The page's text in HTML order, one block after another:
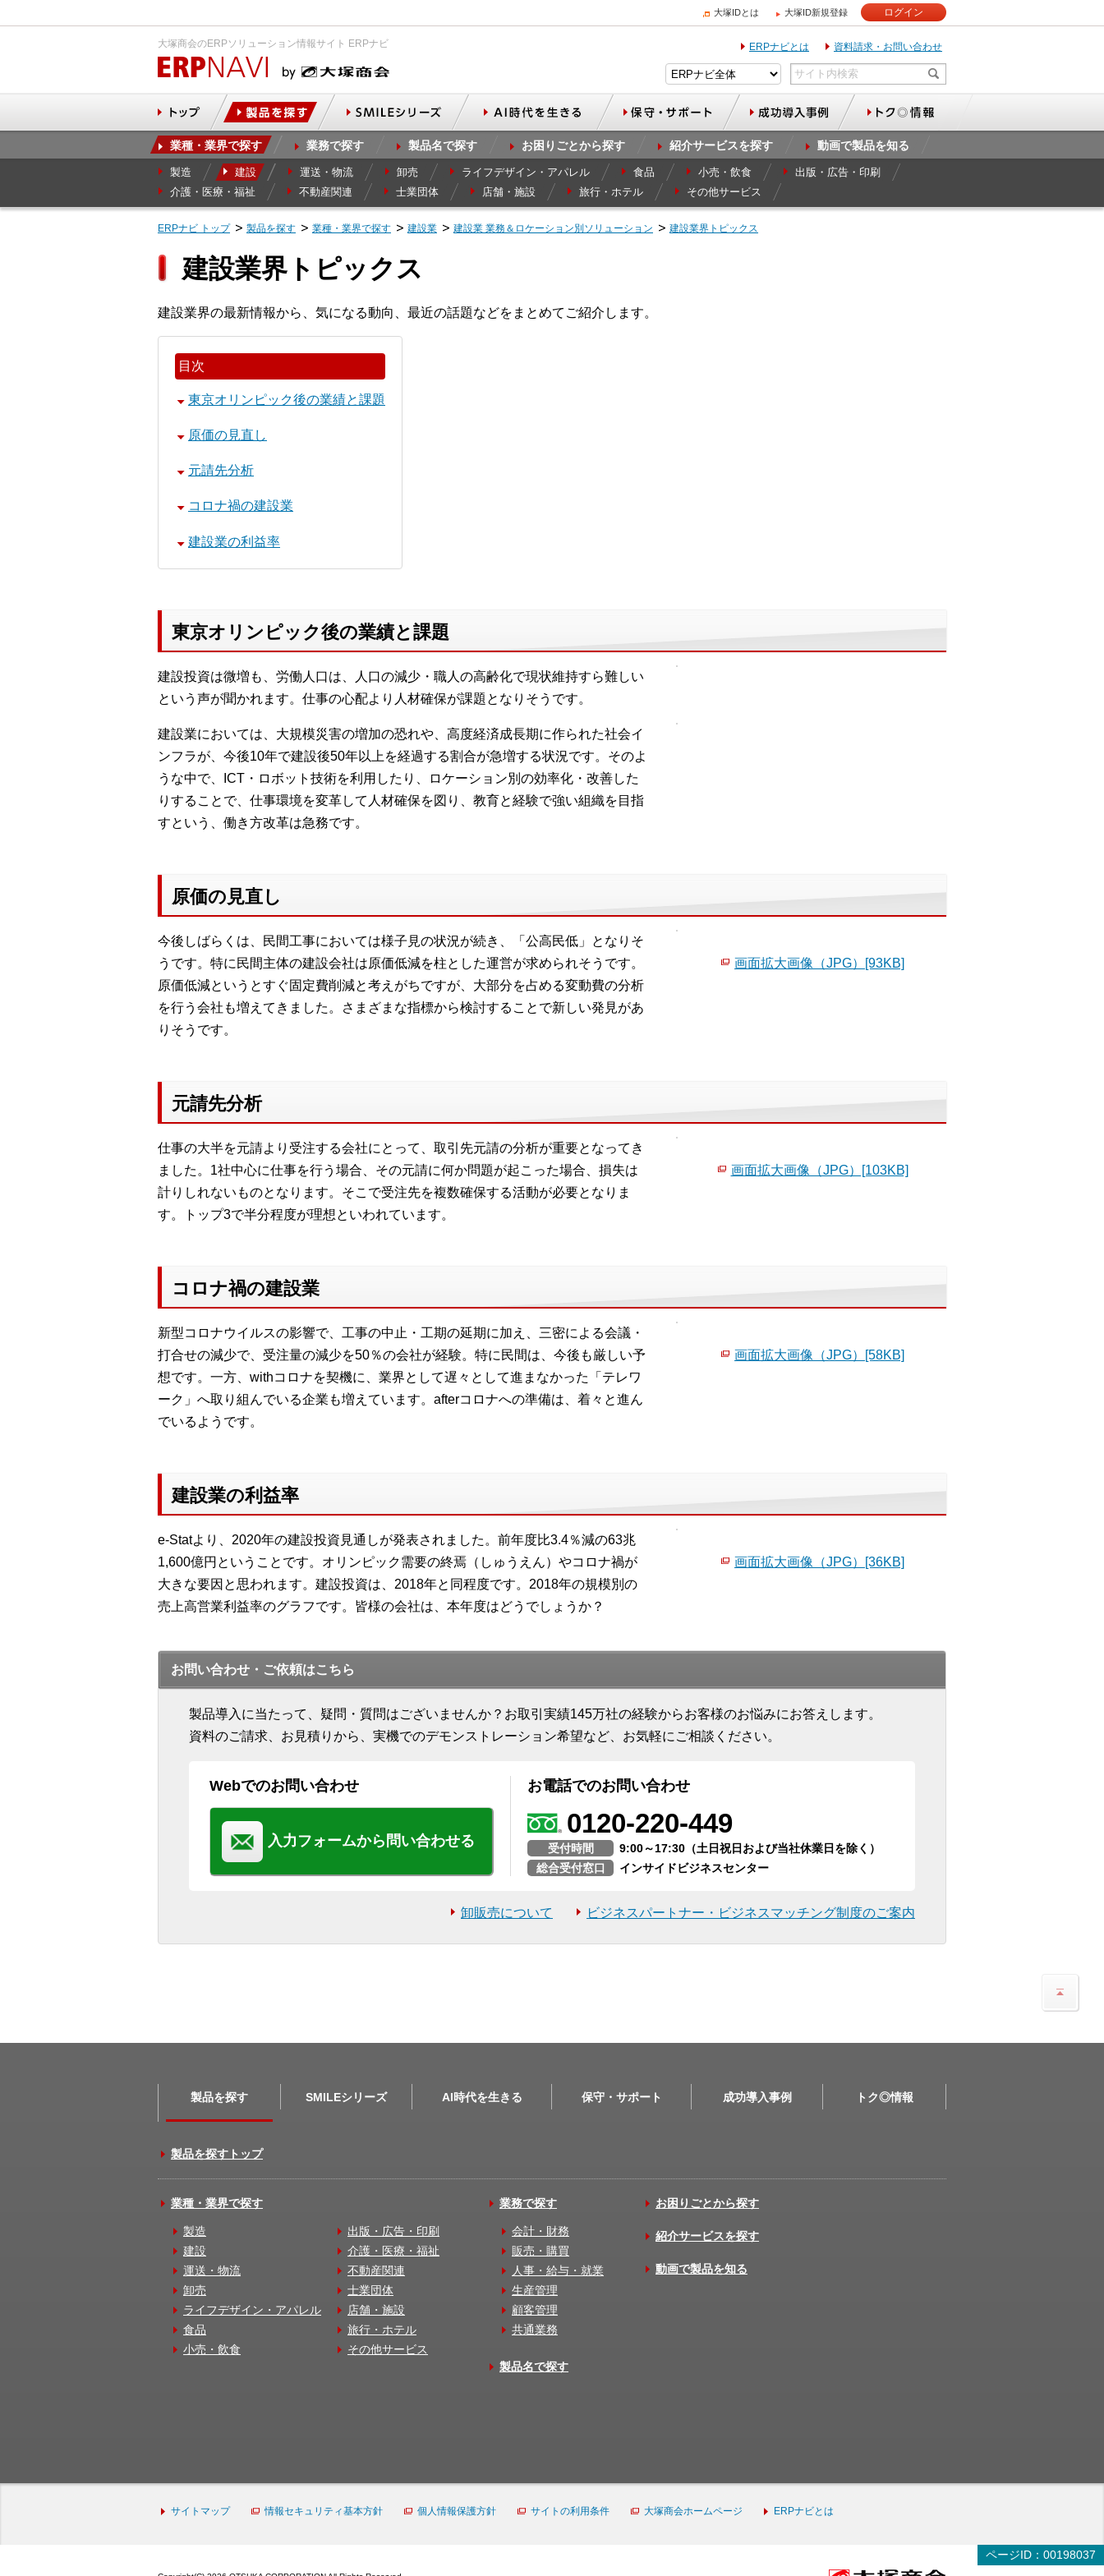
大塚IDとは 大塚ID新規登録 ログイン
大塚商会のERPソリューション情報サイト ERPナビ ERPナビとは 資料請求・お問い合わせ
業種・業界で探す 業務で探す 製品名で探す お困りごとから探す 紹介サービスを探す 動画で製品を知る
製造 建設 運送・物流 卸売 ライフデザイン・アパレル 食品 小売・飲食
出版・広告・印刷
介護・医療・福祉
不動産関連 士業団体 店舗・施設 旅行・ホテル その他サービス
ERPナビ トップ 製品を探す 業種・業界で探す 建設業 建設業 業務＆ロケーション別ソリューション 建設業界トピックス
建設業界トピックス
建設業界の最新情報から、気になる動向、最近の話題などをまとめてご紹介します。
目次
東京オリンピック後の業績と課題
原価の見直し
元請先分析
コロナ禍の建設業
建設業の利益率
東京オリンピック後の業績と課題
建設投資は微増も、労働人口は、人口の減少・職人の高齢化で現状維持すら難しい
という声が聞かれます。仕事の心配より人材確保が課題となりそうです。
建設業においては、大規模災害の増加の恐れや、高度経済成長期に作られた社会イ
ンフラが、今後10年で建設後50年以上を経過する割合が急増する状況です。そのよ
うな中で、ICT・ロボット技術を利用したり、ロケーション別の効率化・改善した
りすることで、仕事環境を変革して人材確保を図り、教育と経験で強い組織を目指
すという、働き方改革は急務です。
原価の見直し
今後しばらくは、民間工事においては様子見の状況が続き、「公高民低」となりそ
うです。特に民間主体の建設会社は原価低減を柱とした運営が求められそうです。
原価低減というとすぐ固定費削減と考えがちですが、大部分を占める変動費の分析
を行う会社も増えてきました。さまざまな指標から検討することで新しい発見があ
りそうです。
画面拡大画像（JPG）[93KB]
元請先分析
仕事の大半を元請より受注する会社にとって、取引先元請の分析が重要となってき
ました。1社中心に仕事を行う場合、その元請に何か問題が起こった場合、損失は
計りしれないものとなります。そこで受注先を複数確保する活動が必要となりま
す。トップ3で半分程度が理想といわれています。
画面拡大画像（JPG）[103KB]
コロナ禍の建設業
新型コロナウイルスの影響で、工事の中止・工期の延期に加え、三密による会議・
打合せの減少で、受注量の減少を50％の会社が経験。特に民間は、今後も厳しい予
想です。一方、withコロナを契機に、業界として遅々として進まなかった「テレワ
ーク」へ取り組んでいる企業も増えています。afterコロナへの準備は、着々と進ん
でいるようです。
画面拡大画像（JPG）[58KB]
建設業の利益率
e-Statより、2020年の建設投資見通しが発表されました。前年度比3.4％減の63兆
1,600億円ということです。オリンピック需要の終焉（しゅうえん）やコロナ禍が
大きな要因と思われます。建設投資は、2018年と同程度です。2018年の規模別の
売上高営業利益率のグラフです。皆様の会社は、本年度はどうでしょうか？
画面拡大画像（JPG）[36KB]
お問い合わせ・ご依頼はこちら
製品導入に当たって、疑問・質問はございませんか？お取引実績145万社の経験からお客様のお悩みにお答えします。
資料のご請求、お見積りから、実機でのデモンストレーション希望など、お気軽にご相談ください。
Webでのお問い合わせ
入力フォームから問い合わせる
お電話でのお問い合わせ
0120-220-449
受付時間
9:00～17:30（土日祝日および当社休業日を除く）
総合受付窓口
インサイドビジネスセンター
卸販売について ビジネスパートナー・ビジネスマッチング制度のご案内
ページID：00198037
製品を探す SMILEシリーズ AI時代を生きる 保守・サポート 成功導入事例 トク◎情報
製品を探すトップ
業種・業界で探す
製造
建設
運送・物流
卸売
ライフデザイン・アパレル
食品
小売・飲食
出版・広告・印刷
介護・医療・福祉
不動産関連
士業団体
店舗・施設
旅行・ホテル
その他サービス
業務で探す
会計・財務
販売・購買
人事・給与・就業
生産管理
顧客管理
共通業務
製品名で探す
お困りごとから探す
紹介サービスを探す
動画で製品を知る
サイトマップ 情報セキュリティ基本方針 個人情報保護方針 サイトの利用条件 大塚商会ホームページ ERPナビとは